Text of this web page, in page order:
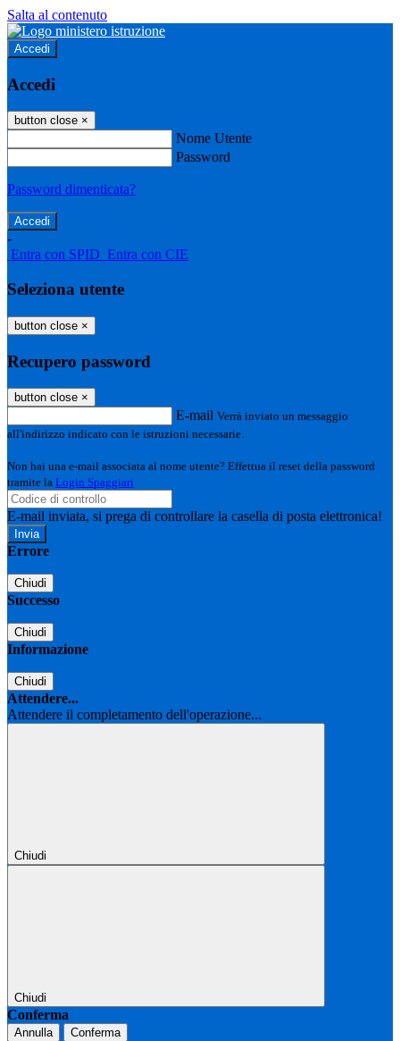
Salta al contenuto
Accedi
Accedi
button close ×
Nome Utente
Password
Password dimenticata?
-
Entra con SPID Entra con CIE
Seleziona utente
button close ×
Recupero password
button close ×
E-mail Verrà inviato un messaggio
all'indirizzo indicato con le istruzioni necessarie.
Non hai una e-mail associata al nome utente? Effettua il reset della password
tramite la Login Spaggiari
E-mail inviata, si prega di controllare la casella di posta elettronica!
Errore
Chiudi
Successo
Chiudi
Informazione
Chiudi
Attendere...
Attendere il completamento dell'operazione...
Chiudi
Chiudi
Conferma
Annulla Conferma